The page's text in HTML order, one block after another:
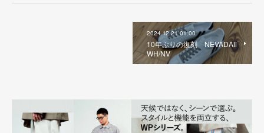
2024.12.21 01:00
10年ぶりの復刻 NEVADAⅡ
WH/NV